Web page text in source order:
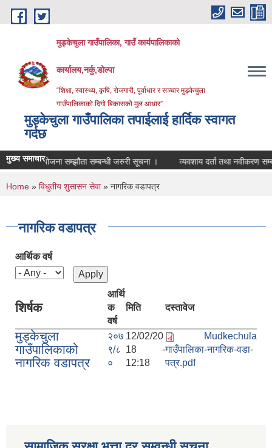
Skip to main content
मुड्केचुला गाउँपालिका, गाउँ कार्यपालिकाको
कार्यालय,नर्कु,डोल्पा
“शिक्षा, स्वास्थ्य, कृषि, रोजगारी, पूर्वाधार र सञ्चार मुड्केचुला
गाउँपालिकाको दिगो बिकासको मुल आधार”
मुड्केचुला गाउँपालिका तपाईलाई हार्दिक स्वागत
गर्दछ
मुख्य समाचार
योजना सम्झौता सम्बन्धी जरुरी सूचना । व्यवशाय दर्ता तथा नवीकरण सम्बन्धि
You are here
Home » विधुतीय शुसासन सेवा» नागरिक वडापत्र
नागरिक वडापत्र
आर्थिक वर्ष
शिर्षक
आर्थि
क
वर्ष
मिति दस्तावेज
मुड्केचुला
गाउँपालिकाको
नागरिक वडापत्र
२०७
९/८
०
12/02/20
18 -
12:18
Mudkechula
गाउँपालिका-नागरिक-वडा-
पत्र.pdf